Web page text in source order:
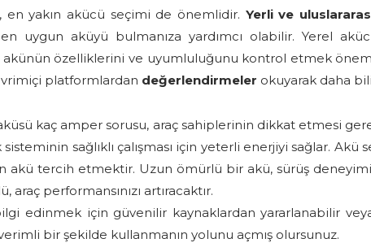
en yakın akücü seçimi de önemlidir. Yerli ve
en uygun aküyü bulmanıza yardımcı olabilir. Yerel
akünün özelliklerini ve uyumluluğunu kontrol etmek
platformlardan değerlendirmeler okuyarak daha
kaç amper sorusu, araç sahiplerinin dikkat etmesi
sisteminin sağlıklı çalışması için yeterli enerjiyi sağlar.
akü tercih etmektir. Uzun ömürlü bir akü, sürüş
araç performansınızı artıracaktır.
edinmek için güvenilir kaynaklardan yararlanabilir
verimli bir şekilde kullanmanın yolunu açmış olursunuz.